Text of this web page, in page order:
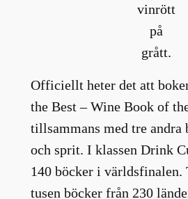
vinrött
på
grått.
Officiellt heter det att
the Best – Wine Book of
tillsammans med tre andra
och sprit. I klassen Drink
140 böcker i världsfinalen.
tusen böcker från 230